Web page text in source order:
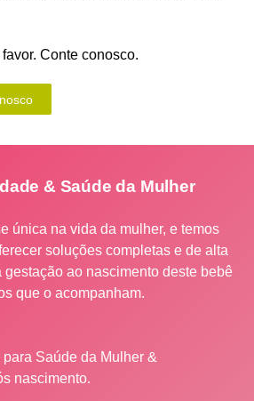
Conte conosco.
& Saúde da Mulher
única na vida da mulher, e temos
soluções completas e de alta
ao nascimento deste bebê
que o acompanham.
Saúde da Mulher &
nascimento.